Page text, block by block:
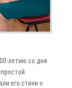
летию со дня
его стихи о